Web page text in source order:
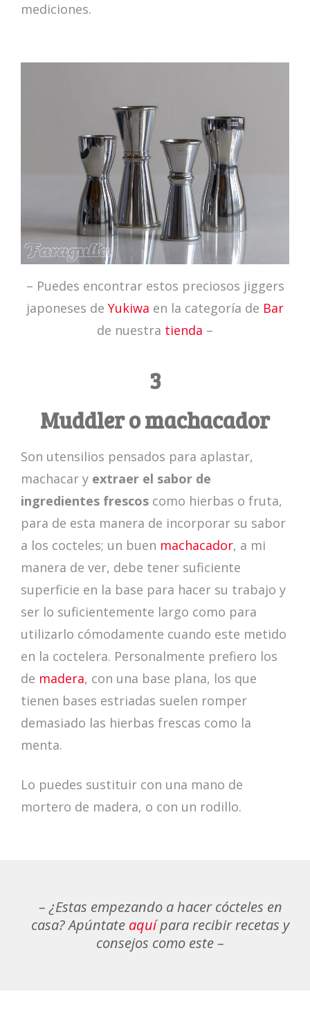
mediciones.
– Puedes encontrar estos preciosos jiggers
japoneses de Yukiwa en la categoría de Bar
de nuestra tienda –
3
Muddler o machacador
Son utensilios pensados para aplastar,
machacar y extraer el sabor de
ingredientes frescos como hierbas o fruta,
para de esta manera de incorporar su sabor
a los cocteles; un buen machacador, a mi
manera de ver, debe tener suficiente
superficie en la base para hacer su trabajo y
ser lo suficientemente largo como para
utilizarlo cómodamente cuando este metido
en la coctelera. Personalmente prefiero los
de madera, con una base plana, los que
tienen bases estriadas suelen romper
demasiado las hierbas frescas como la
menta.
Lo puedes sustituir con una mano de
mortero de madera, o con un rodillo.
– ¿Estas empezando a hacer cócteles en
casa? Apúntate aquípara recibir recetas y
consejos como este –